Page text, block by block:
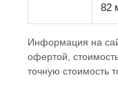
82
Информация на
офертой,
точную стоимость